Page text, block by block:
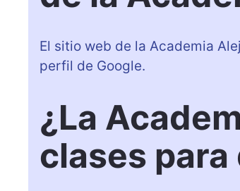
El sitio web de la Academia
perfil de Google.
¿La
clases